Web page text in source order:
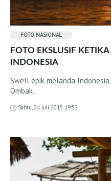
Krui / Mandiri
Java
Cimaja
Pacitan
G Land
Canggu (LIVE)
Kuta e Kuta Reef (LIVE)
Balangan (LIVE)
FOTO NASIONAL
FOTO EKSLUSIF
INDONESIA
Swell epik melanda
Ombak.
Sabtu, 04 Juli 2015 19:52